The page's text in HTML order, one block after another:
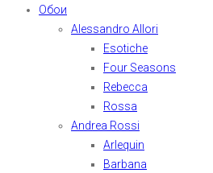
Обои
Alessandro Allori
Esotiche
Four Seasons
Rebecca
Rossa
Andrea Rossi
Arlequin
Barbana